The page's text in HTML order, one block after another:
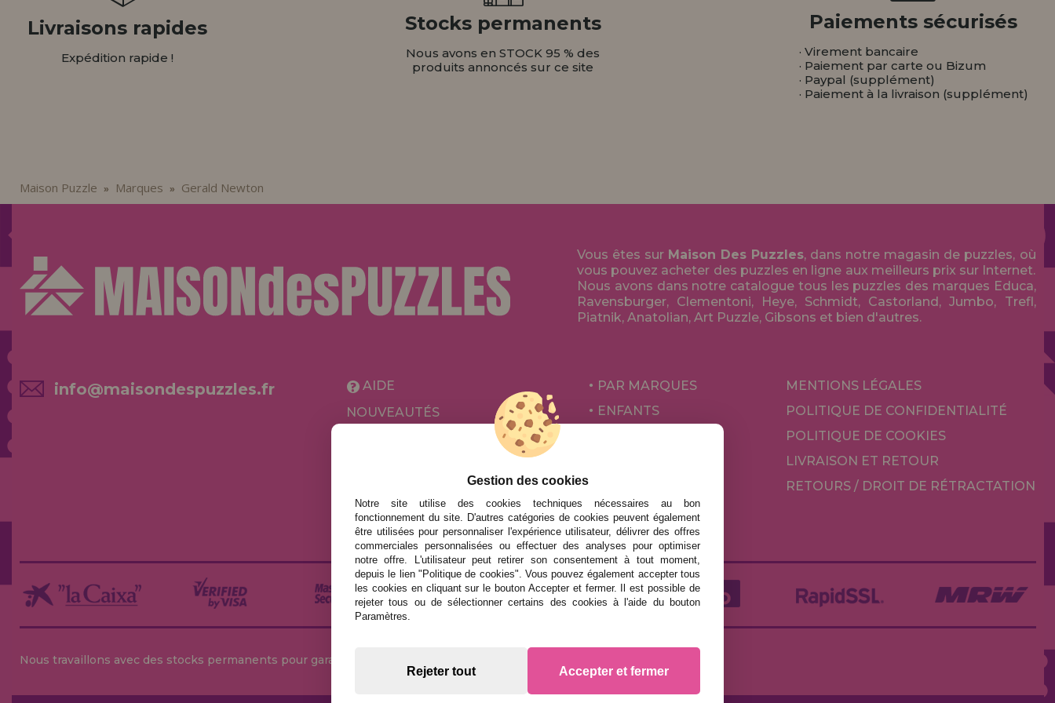
Livraisons rapides
Expédition rapide !
Stocks permanents
Nous avons en STOCK 95 % des
produits annoncés sur ce site
Paiements sécurisés
· Virement bancaire
· Paiement par carte ou Bizum
· Paypal (supplément)
· Paiement à la livraison (supplément)
Maison Puzzle » Marques » Gerald Newton
Vous êtes sur Maison Des Puzzles, dans notre magasin de puzzles, où
vous pouvez acheter des puzzles en ligne aux meilleurs prix sur Internet.
Nous avons dans notre catalogue tous les puzzles des marques Educa,
Ravensburger, Clementoni, Heye, Schmidt, Castorland, Jumbo, Trefl,
Piatnik, Anatolian, Art Puzzle, Gibsons et bien d'autres.
info@maisondespuzzles.fr
AIDE
NOUVEAUTÉS
PROMOTIONS ET OFFRES
PAR MARQUES
ENFANTS
JEUX DE SOCIÉTÉ
MENTIONS LÉGALES
POLITIQUE DE CONFIDENTIALITÉ
POLITIQUE DE COOKIES
LIVRAISON ET RETOUR
RETOURS / DROIT DE RÉTRACTATION
Nous travaillons avec des stocks permanents pour garantir des livraisons rapides
Gestion des cookies
Notre site utilise des cookies techniques nécessaires au bon
fonctionnement du site. D'autres catégories de cookies peuvent également
être utilisées pour personnaliser l'expérience utilisateur, délivrer des offres
commerciales personnalisées ou effectuer des analyses pour optimiser
notre offre. L'utilisateur peut retirer son consentement à tout moment,
depuis le lien "Politique de cookies". Vous pouvez également accepter tous
les cookies en cliquant sur le bouton Accepter et fermer. Il est possible de
rejeter tous ou de sélectionner certains des cookies à l'aide du bouton
Paramètres.
Rejeter tout Accepter et fermer